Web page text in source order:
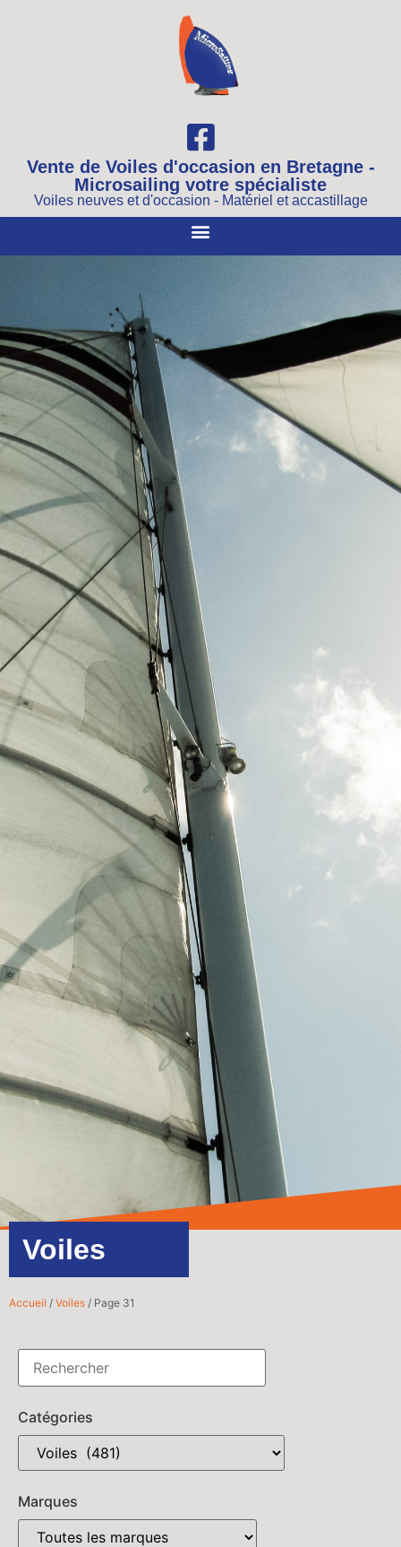
Vente de Voiles d'occasion en Bretagne -
Microsailing votre spécialiste
Voiles neuves et d'occasion - Matériel et accastillage
Voiles
Accueil / Voiles / Page 31
Catégories
Marques